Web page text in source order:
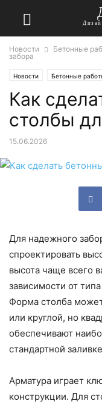
Новости Бетонные
забора
Новости Бетонные
Как
столбы
15.06.2026
Для надежного
спроектировать
высота чаще всего
зависимости от
Форма столба
или круглой, но
обеспечивают
стандартной
Арматура играет
конструкции. Для